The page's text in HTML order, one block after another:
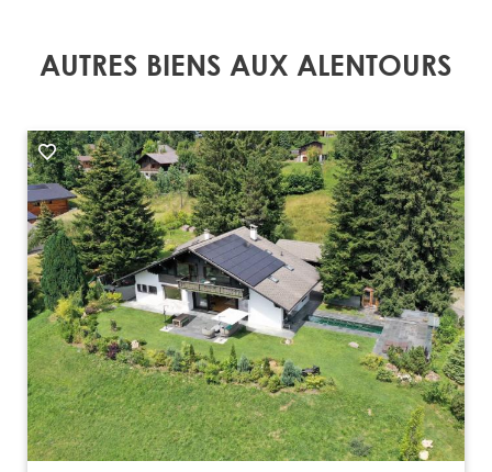
AUTRES BIENS AUX ALENTOURS